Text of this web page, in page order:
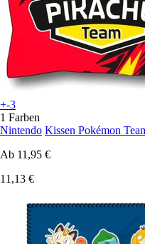
+-3
1 Farben
Nintendo Kissen Pokémon
Ab 11,95 €
11,13 €